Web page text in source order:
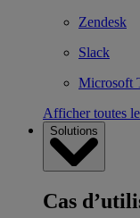
Zendesk
Slack
Microsoft
Afficher toutes
Solutions
Cas